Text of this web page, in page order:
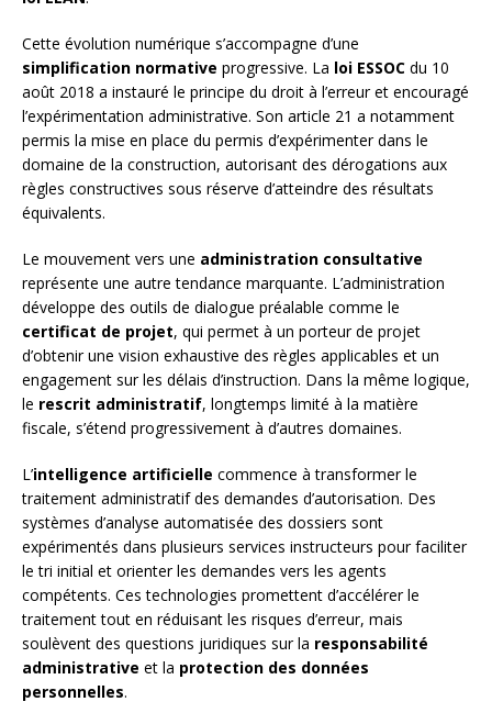
Cette évolution numérique s’accompagne d’une
simplification normative progressive. La loi ESSOC du 10
août 2018 a instauré le principe du droit à l’erreur et encouragé
l’expérimentation administrative. Son article 21 a notamment
permis la mise en place du permis d’expérimenter dans le
domaine de la construction, autorisant des dérogations aux
règles constructives sous réserve d’atteindre des résultats
équivalents.
Le mouvement vers une administration consultative
représente une autre tendance marquante. L’administration
développe des outils de dialogue préalable comme le
certificat de projet, qui permet à un porteur de projet
d’obtenir une vision exhaustive des règles applicables et un
engagement sur les délais d’instruction. Dans la même logique,
le rescrit administratif, longtemps limité à la matière
fiscale, s’étend progressivement à d’autres domaines.
L’intelligence artificielle commence à transformer le
traitement administratif des demandes d’autorisation. Des
systèmes d’analyse automatisée des dossiers sont
expérimentés dans plusieurs services instructeurs pour faciliter
le tri initial et orienter les demandes vers les agents
compétents. Ces technologies promettent d’accélérer le
traitement tout en réduisant les risques d’erreur, mais
soulèvent des questions juridiques sur la responsabilité
administrative et la protection des données
personnelles.